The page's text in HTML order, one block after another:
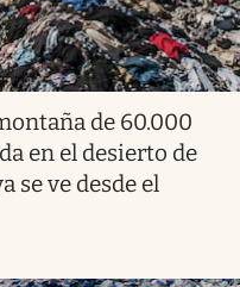
de 60.000
en el desierto de
se ve desde el